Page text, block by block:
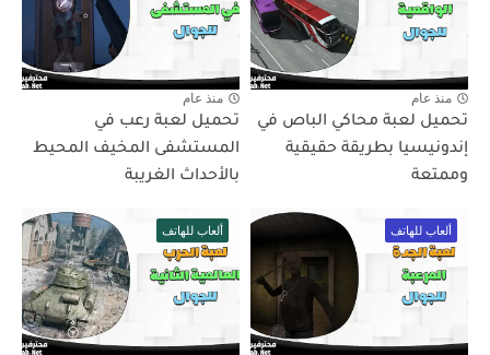
منذ عام
تحميل لعبة محاكي الباص في
إندونيسيا بطريقة حقيقية
وممتعة
منذ عام
تحميل لعبة رعب في
المستشفى المخيف المحيط
بالأحداث الغريبة
ألعاب للهاتف ألعاب للهاتف